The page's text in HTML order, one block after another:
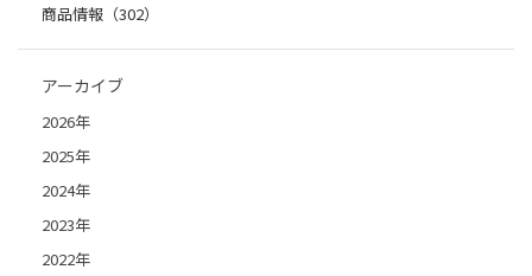
商品情報（302）
アーカイブ
2026年
2025年
2024年
2023年
2022年